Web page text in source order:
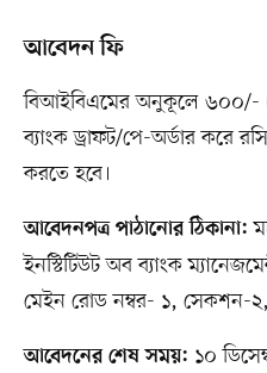
আবেদন ফি
বিআইবিএমের অনুকূলে ৬০০/-
ব্যাংক ড্রাফট/পে-অর্ডার করে
করতে হবে।
আবেদনপত্র পাঠানোর ঠিকানা:
ইনস্টিটিউট অব ব্যাংক
মেইন রোড নম্বর- ১, সেকশন-
আবেদনের শেষ সময়: ১০